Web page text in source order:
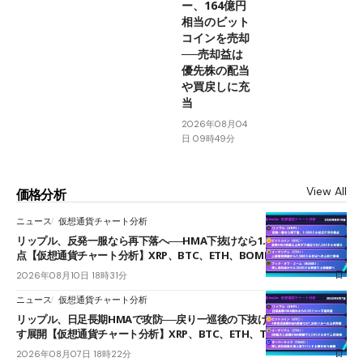
ー、164億円
相当のビット
コインを売却
──売却益は
優先株の配当
や買戻しに充
当
2026年08月04
日 09時49分
価格分析 View All
ニュース 仮想通貨チャート分析
リップル、反発一服なら再下落へ──HMA下抜けなら1.008ドルが次の焦
点【仮想通貨チャート分析】XRP、BTC、ETH、BOME
2026年08月10日 18時31分
ニュース 仮想通貨チャート分析
リップル、日足長期HMAで攻防──戻り一巡後の下抜けで0.95ドルを試
す展開【仮想通貨チャート分析】XRP、BTC、ETH、TAKE
2026年08月07日 18時22分